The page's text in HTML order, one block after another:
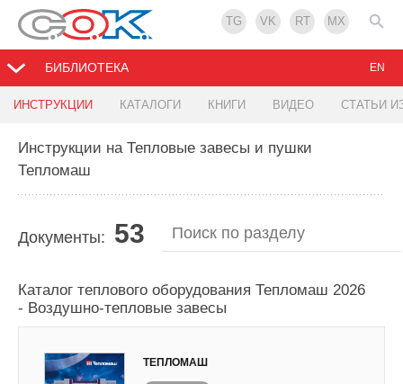
TG VK RT MX
БИБЛИОТЕКА
ИНСТРУКЦИИ КАТАЛОГИ КНИГИ ВИДЕО СТАТЬИ
EN
Инструкции на Тепловые завесы и пушки
Тепломаш
Документы: 53
Каталог теплового оборудования Тепломаш 2026
- Воздушно-тепловые завесы
ТЕПЛОМАШ